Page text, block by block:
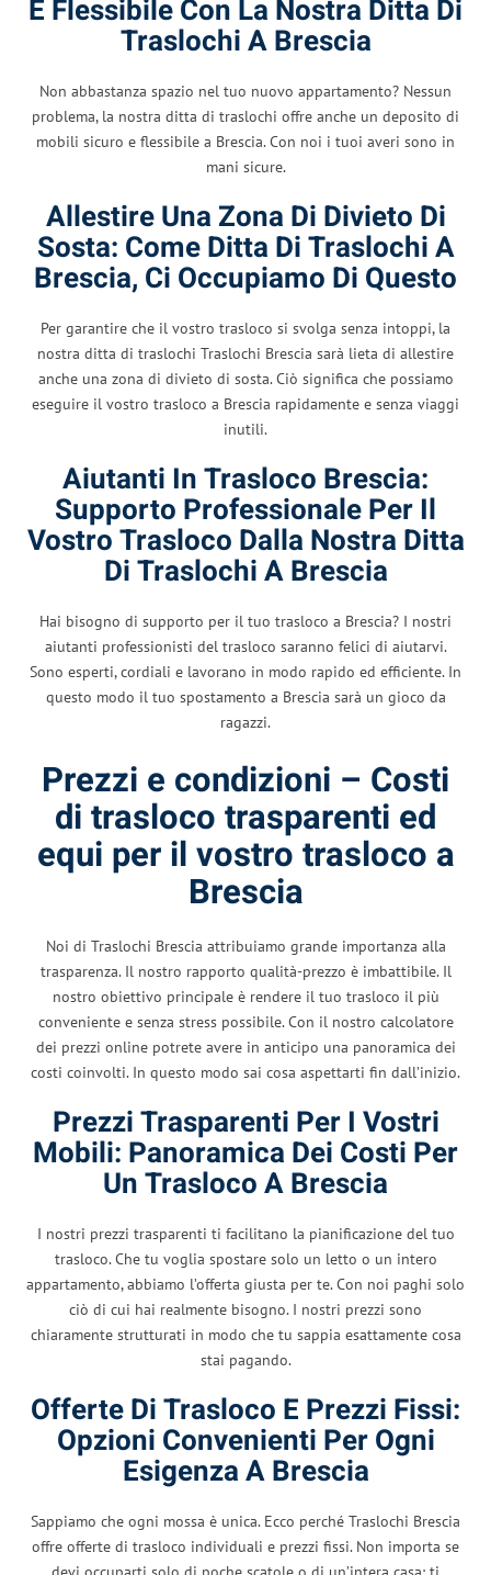
E Flessibile Con La Nostra Ditta Di
Traslochi A Brescia
Non abbastanza spazio nel tuo nuovo appartamento? Nessun
problema, la nostra ditta di traslochi offre anche un deposito di
mobili sicuro e flessibile a Brescia. Con noi i tuoi averi sono in
mani sicure.
Allestire Una Zona Di Divieto Di
Sosta: Come Ditta Di Traslochi A
Brescia, Ci Occupiamo Di Questo
Per garantire che il vostro trasloco si svolga senza intoppi, la
nostra ditta di traslochi Traslochi Brescia sarà lieta di allestire
anche una zona di divieto di sosta. Ciò significa che possiamo
eseguire il vostro trasloco a Brescia rapidamente e senza viaggi
inutili.
Aiutanti In Trasloco Brescia:
Supporto Professionale Per Il
Vostro Trasloco Dalla Nostra Ditta
Di Traslochi A Brescia
Hai bisogno di supporto per il tuo trasloco a Brescia? I nostri
aiutanti professionisti del trasloco saranno felici di aiutarvi.
Sono esperti, cordiali e lavorano in modo rapido ed efficiente. In
questo modo il tuo spostamento a Brescia sarà un gioco da
ragazzi.
Prezzi e condizioni – Costi
di trasloco trasparenti ed
equi per il vostro trasloco a
Brescia
Noi di Traslochi Brescia attribuiamo grande importanza alla
trasparenza. Il nostro rapporto qualità-prezzo è imbattibile. Il
nostro obiettivo principale è rendere il tuo trasloco il più
conveniente e senza stress possibile. Con il nostro calcolatore
dei prezzi online potrete avere in anticipo una panoramica dei
costi coinvolti. In questo modo sai cosa aspettarti fin dall’inizio.
Prezzi Trasparenti Per I Vostri
Mobili: Panoramica Dei Costi Per
Un Trasloco A Brescia
I nostri prezzi trasparenti ti facilitano la pianificazione del tuo
trasloco. Che tu voglia spostare solo un letto o un intero
appartamento, abbiamo l’offerta giusta per te. Con noi paghi solo
ciò di cui hai realmente bisogno. I nostri prezzi sono
chiaramente strutturati in modo che tu sappia esattamente cosa
stai pagando.
Offerte Di Trasloco E Prezzi Fissi:
Opzioni Convenienti Per Ogni
Esigenza A Brescia
Sappiamo che ogni mossa è unica. Ecco perché Traslochi Brescia
offre offerte di trasloco individuali e prezzi fissi. Non importa se